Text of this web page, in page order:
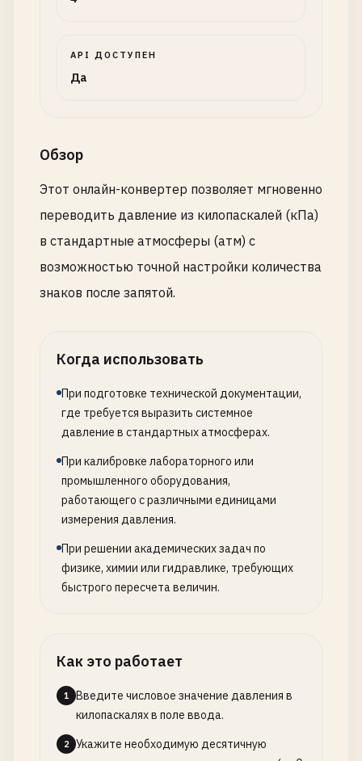
API ДОСТУПЕН
Да
Обзор
Этот онлайн-конвертер позволяет мгновенно
переводить давление из килопаскалей (кПа)
в стандартные атмосферы (атм) с
возможностью точной настройки количества
знаков после запятой.
Когда использовать
При подготовке технической документации,
где требуется выразить системное
давление в стандартных атмосферах.
При калибровке лабораторного или
промышленного оборудования,
работающего с различными единицами
измерения давления.
При решении академических задач по
физике, химии или гидравлике, требующих
быстрого пересчета величин.
Как это работает
1
Введите числовое значение давления в
килопаскалях в поле ввода.
2
Укажите необходимую десятичную